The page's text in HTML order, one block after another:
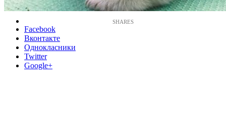
Facebook
Вконтакте
Однокласники
Twitter
Google+